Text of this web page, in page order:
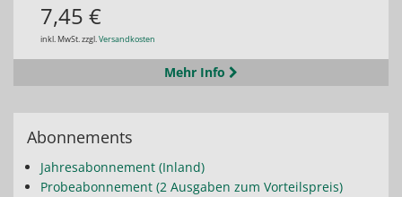
7,45 €
inkl. MwSt. zzgl.Versandkosten
Mehr Info
Abonnements
Jahresabonnement (Inland)
Probeabonnement (2 Ausgaben zum Vorteilspreis)